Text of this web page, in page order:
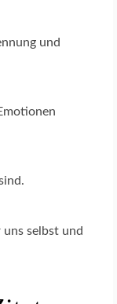
und
uns selbst und